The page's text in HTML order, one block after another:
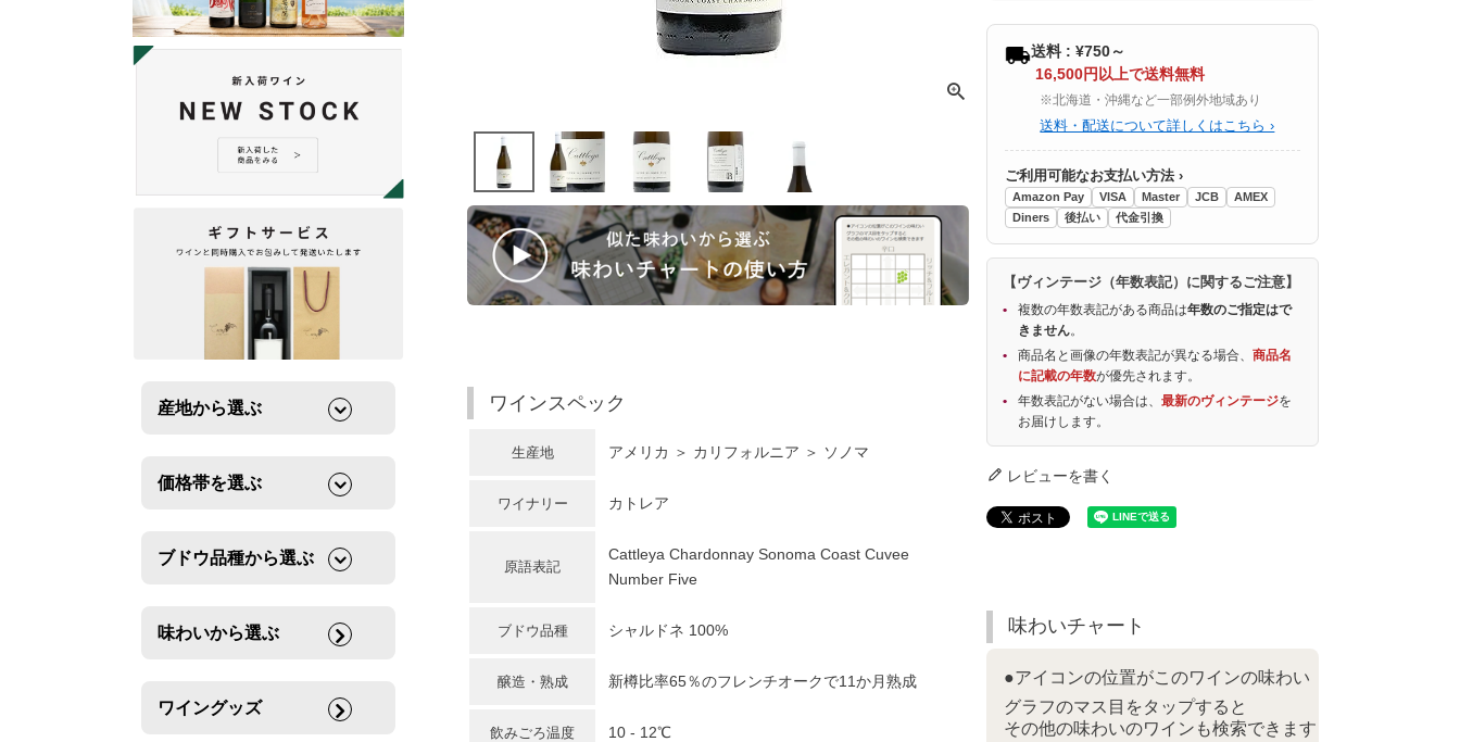
産地から選ぶ
価格帯を選ぶ
ブドウ品種から選ぶ
味わいから選ぶ
ワイングッズ
ワインスペック
生産地 アメリカ ＞ カリフォルニア ＞ ソノマ
ワイナリー カトレア
原語表記
Cattleya Chardonnay Sonoma Coast Cuvee
Number Five
ブドウ品種 シャルドネ 100%
醸造・熟成 新樽比率65％のフレンチオークで11か月熟成
飲みごろ温度 10 - 12℃
送料 : ¥750～
16,500円以上で送料無料
※北海道・沖縄など一部例外地域あり
送料・配送について詳しくはこちら ›
ご利用可能なお支払い方法 ›
Amazon Pay VISA Master JCB
AMEX
Diners
後払い 代金引換
【ヴィンテージ（年数表記）に関するご注意】
複数の年数表記がある商品は年数のご指定はで
きません。
商品名と画像の年数表記が異なる場合、商品名
に記載の年数が優先されます。
年数表記がない場合は、最新のヴィンテージを
お届けします。
レビューを書く
味わいチャート
●アイコンの位置がこのワインの味わい
グラフのマス目をタップすると
その他の味わいのワインも検索できます